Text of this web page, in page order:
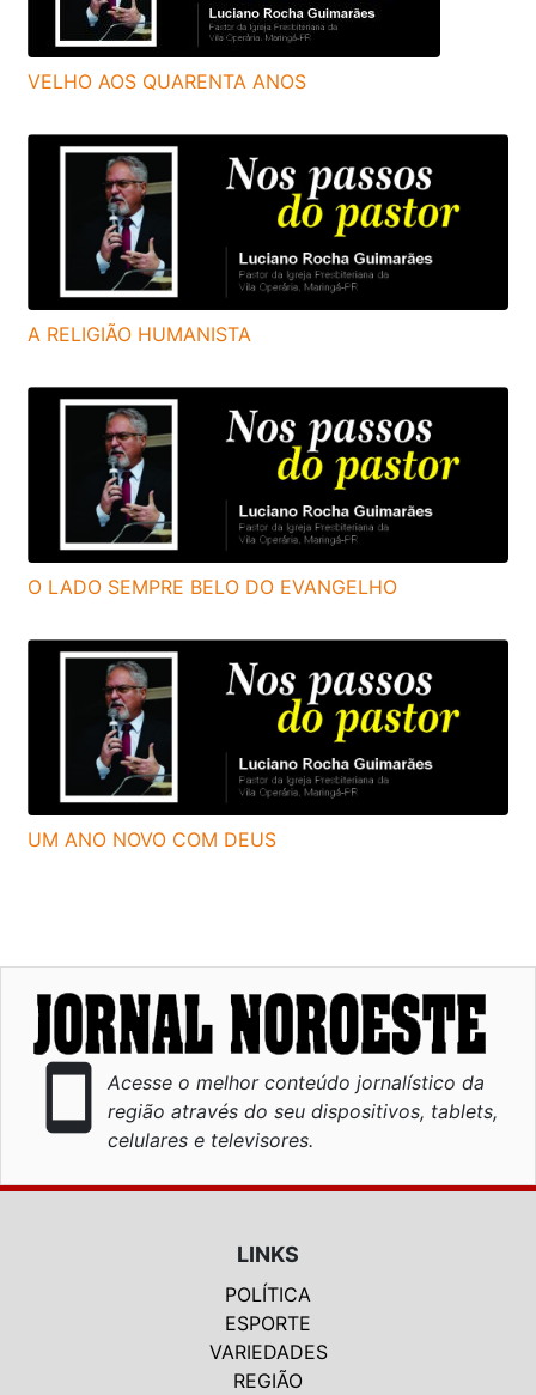
VELHO AOS QUARENTA ANOS
A RELIGIÃO HUMANISTA
O LADO SEMPRE BELO DO EVANGELHO
UM ANO NOVO COM DEUS
smartphone
Acesse o melhor conteúdo jornalístico da
região através do seu dispositivos, tablets,
celulares e televisores.
LINKS
POLÍTICA
ESPORTE
VARIEDADES
REGIÃO